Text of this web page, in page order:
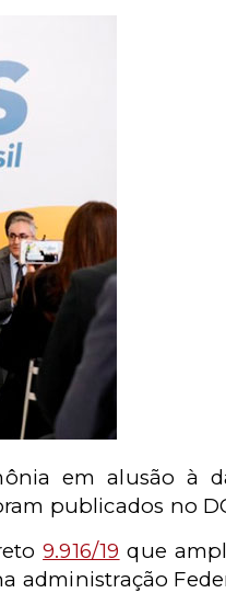
em alusão à
publicados no
9.916/19 que
administração